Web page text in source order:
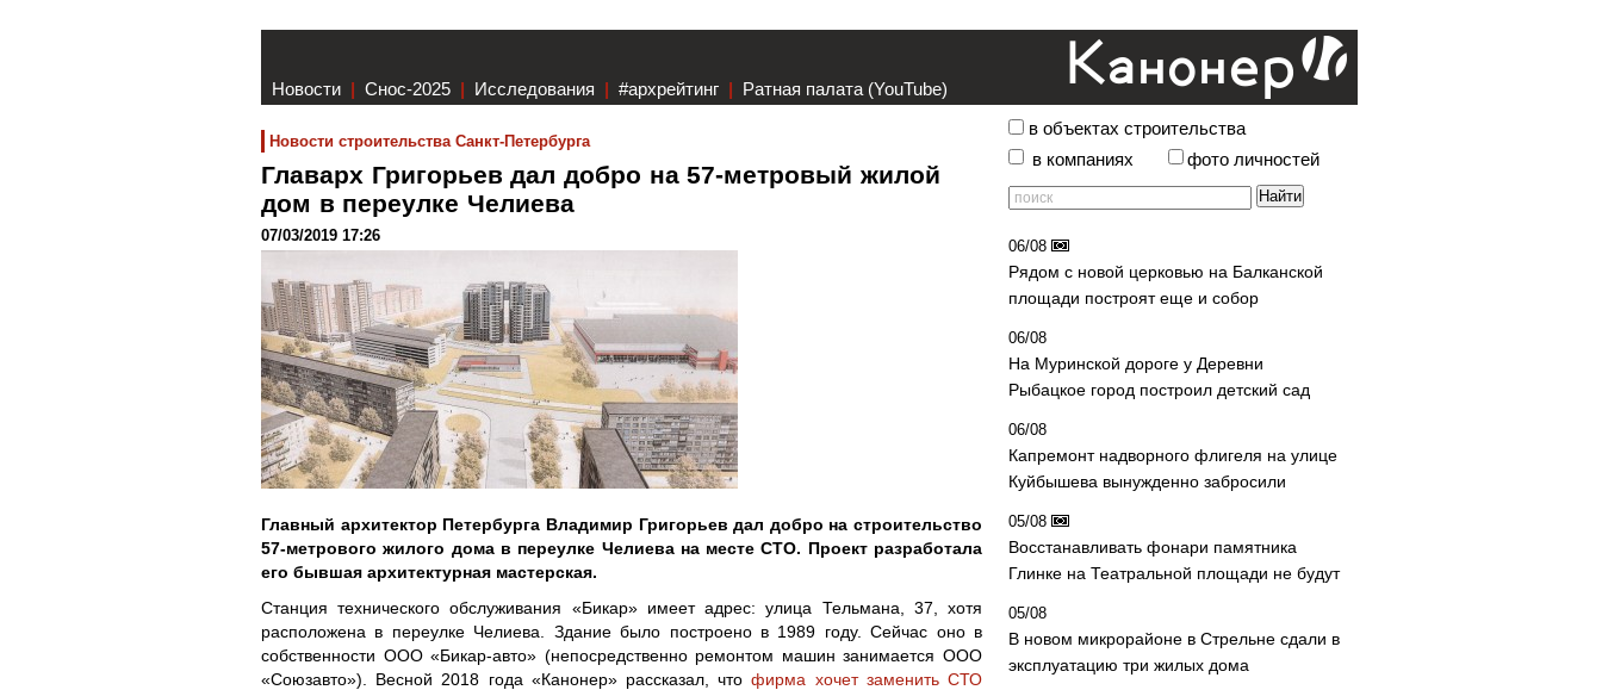
Новости | Снос-2025 | Исследования | #архрейтинг | Ратная палата (YouTube)
Новости строительства Санкт-Петербурга
Главарх Григорьев дал добро на 57-метровый жилой
дом в переулке Челиева
07/03/2019 17:26
Главный архитектор Петербурга Владимир Григорьев дал добро на строительство
57-метрового жилого дома в переулке Челиева на месте СТО. Проект разработала
его бывшая архитектурная мастерская.
Станция технического обслуживания «Бикар» имеет адрес: улица Тельмана, 37, хотя
расположена в переулке Челиева. Здание было построено в 1989 году. Сейчас оно в
собственности ООО «Бикар-авто» (непосредственно ремонтом машин занимается ООО
«Союзавто»). Весной 2018 года «Канонер» рассказал, чтофирма хочет заменить СТО
в объектах строительства
в компаниях
фото личностей
06/08
Рядом с новой церковью на Балканской
площади построят еще и собор
06/08
На Муринской дороге у Деревни
Рыбацкое город построил детский сад
06/08
Капремонт надворного флигеля на улице
Куйбышева вынужденно забросили
05/08
Восстанавливать фонари памятника
Глинке на Театральной площади не будут
05/08
В новом микрорайоне в Стрельне сдали в
эксплуатацию три жилых дома